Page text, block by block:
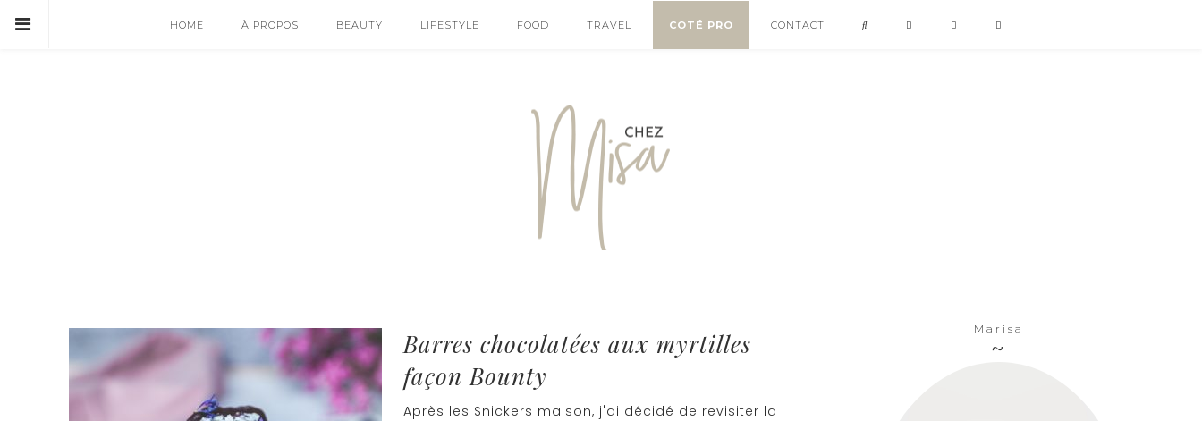
HOME À PROPOS BEAUTY LIFESTYLE FOOD TRAVEL COTÉ PRO CONTACT
Barres chocolatées aux myrtilles
façon Bounty
Après les Snickers maison, j'ai décidé de revisiter la
Marisa